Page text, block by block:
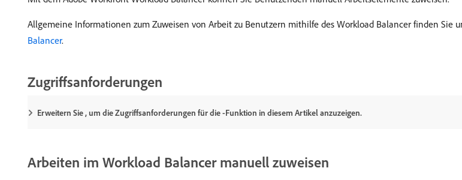
Allgemeine Informationen zum Zuweisen von Arbeit zu Benutzern mithilfe des Workload Balancer finden Sie
Balancer.
Zugriffsanforderungen
Erweitern Sie , um die Zugriffsanforderungen für die -Funktion in diesem Artikel anzuzeigen.
Arbeiten im Workload Balancer manuell zuweisen